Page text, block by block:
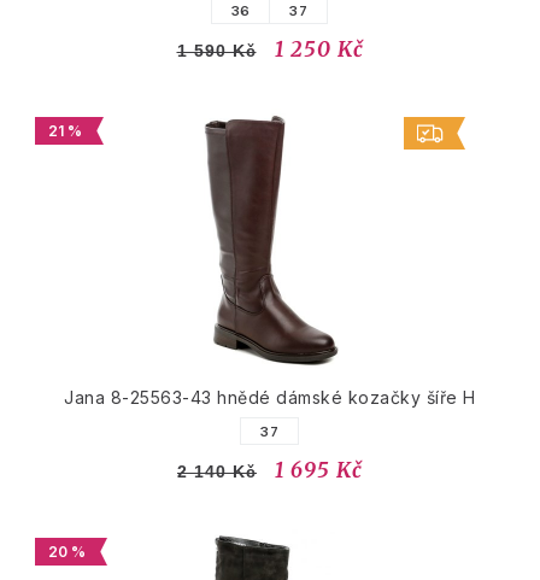
36 37
1 590 Kč 1 250 Kč
21 %
Jana 8-25563-43 hnědé dámské kozačky šíře H
37
2 140 Kč 1 695 Kč
20 %